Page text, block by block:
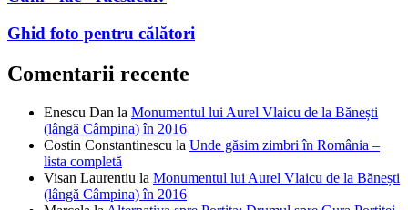
Ghid foto pentru călători
Comentarii recente
Enescu Dan la Monumentul lui Aurel Vlaicu de la Bănești
(lângă Câmpina) în 2016
Costin Constantinescu la Unde găsim zimbri în România –
lista completă
Visan Laurentiu la Monumentul lui Aurel Vlaicu de la Bănești
(lângă Câmpina) în 2016